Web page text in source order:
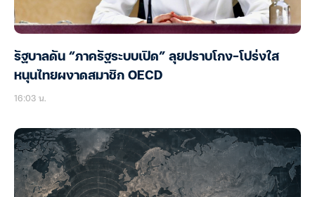
รัฐบาลดัน “ภาครัฐระบบเปิด” ลุยปราบโกง-โปร่งใส
หนุนไทยผงาดสมาชิก OECD
16:03 น.